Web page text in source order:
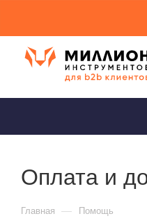
Оплата и
Главная — Помощь